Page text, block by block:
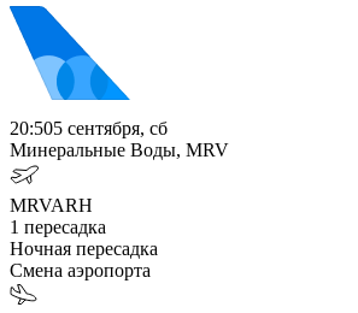
20:505 сентября, сб
Минеральные Воды, MRV
MRVARH
1 пересадка
Ночная пересадка
Смена аэропорта